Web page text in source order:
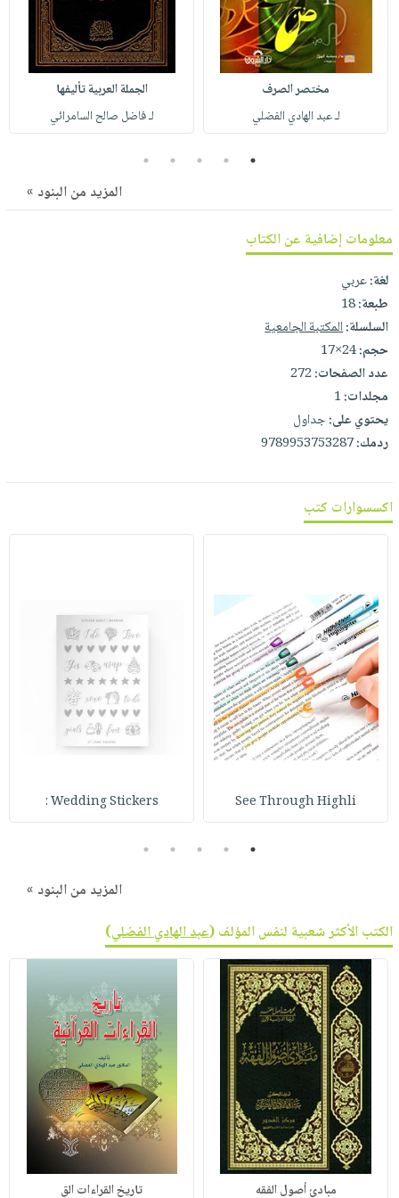
صابون
أطفال
مناسبات
فيديوهات
أسئلة
يتكرر
خدمات
تواصل
التسوق
الإصدارات
مختصر الصرف
لـ عبد الهادي الفضلي
الجملة العربية تأليفها
لـ فاضل صالح السامرائي
1
2
3
4
5
المزيد من البنود »
معلومات إضافية عن الكتاب
لغة:عربي
طبعة:18
السلسلة:المكتبة الجامعية
حجم:24×17
عدد الصفحات:272
مجلدات:1
يحتوي على:جداول
ردمك:9789953753287
اكسسوارات كتب
See Through Highli
Wedding Stickers :
1
2
3
4
5
المزيد من البنود »
الكتب الأكثر شعبية لنفس المؤلف (عبد الهادي الفضلي)
مبادئ أصول الفقه تاريخ القراءات الق